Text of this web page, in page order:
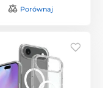
Porównaj